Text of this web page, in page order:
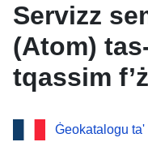
Servizz
(Atom)
tqassim
Miquelon
PPRLĠeokatalogu ta'